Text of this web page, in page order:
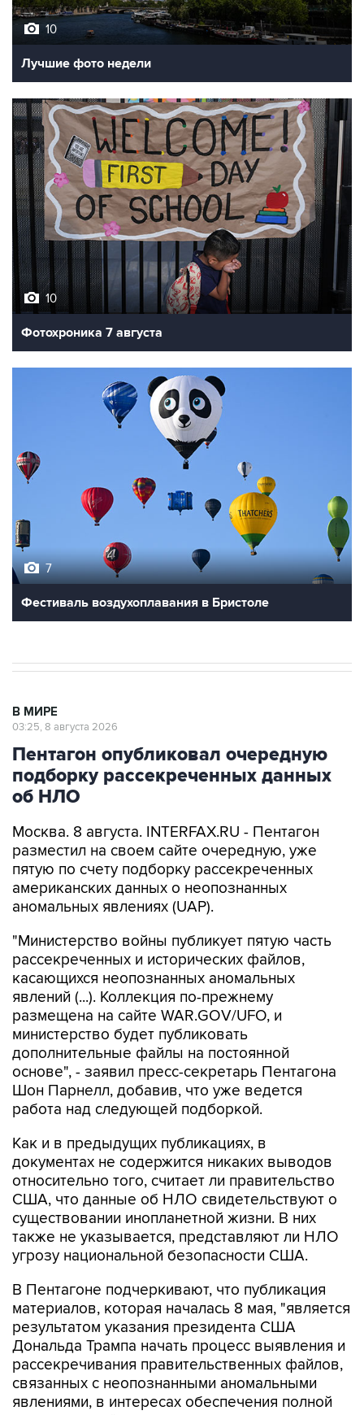
10
Лучшие фото недели
10
Фотохроника 7 августа
7
Фестиваль воздухоплавания в Бристоле
В МИРЕ
03:25, 8 августа 2026
Пентагон опубликовал очередную
подборку рассекреченных данных
об НЛО
Москва. 8 августа. INTERFAX.RU - Пентагон
разместил на своем сайте очередную, уже
пятую по счету подборку рассекреченных
американских данных о неопознанных
аномальных явлениях (UAP).
"Министерство войны публикует пятую часть
рассекреченных и исторических файлов,
касающихся неопознанных аномальных
явлений (...). Коллекция по-прежнему
размещена на сайте WAR.GOV/UFO, и
министерство будет публиковать
дополнительные файлы на постоянной
основе", - заявил пресс-секретарь Пентагона
Шон Парнелл, добавив, что уже ведется
работа над следующей подборкой.
Как и в предыдущих публикациях, в
документах не содержится никаких выводов
относительно того, считает ли правительство
США, что данные об НЛО свидетельствуют о
существовании инопланетной жизни. В них
также не указывается, представляют ли НЛО
угрозу национальной безопасности США.
В Пентагоне подчеркивают, что публикация
материалов, которая началась 8 мая, "является
результатом указания президента США
Дональда Трампа начать процесс выявления и
рассекречивания правительственных файлов,
связанных с неопознанными аномальными
явлениями, в интересах обеспечения полной